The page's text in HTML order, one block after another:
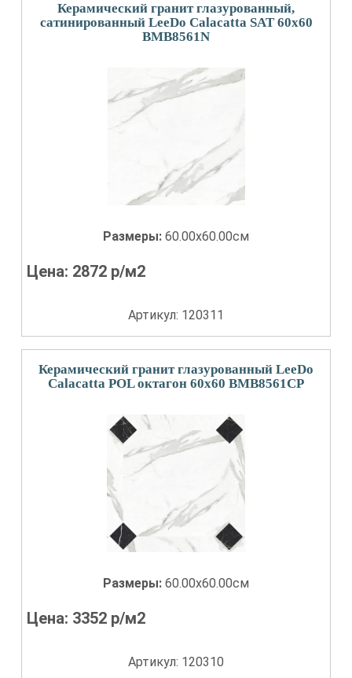
Керамический гранит глазурованный,
сатинированный LeeDo Calacatta SAT 60x60
BMB8561N
Размеры: 60.00x60.00см
Цена: 2872 р/м2
Артикул: 120311
Керамический гранит глазурованный LeeDo
Calacatta POL октагон 60x60 BMB8561CP
Размеры: 60.00x60.00см
Цена: 3352 р/м2
Артикул: 120310